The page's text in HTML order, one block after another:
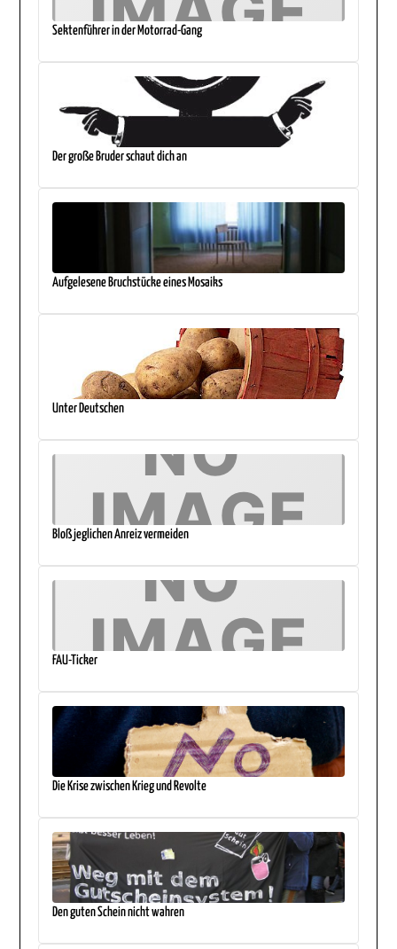
Sektenführer in der Motorrad-Gang
Der große Bruder schaut dich an
Aufgelesene Bruchstücke eines Mosaiks
Unter Deutschen
Bloß jeglichen Anreiz vermeiden
FAU-Ticker
Die Krise zwischen Krieg und Revolte
Den guten Schein nicht wahren